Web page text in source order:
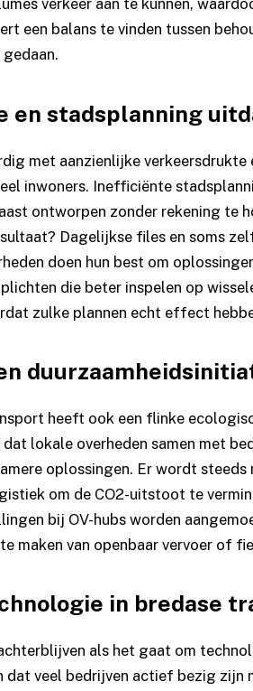
verkeer aan te kunnen,
een balans te vinden tussen
en stadsplanning
met aanzienlijke
inwoners. Inefficiënte
ontworpen zonder rekening te
Dagelijkse files en soms
doen hun best om
die beter inspelen op
zulke plannen echt effect
heeft ook een flinke
lokale overheden samen met
oplossingen. Er wordt
om de CO2-uitstoot te
bij OV-hubs worden
maken van openbaar vervoer of
in bredase
als het gaat om
dat veel bedrijven actief bezig zijn